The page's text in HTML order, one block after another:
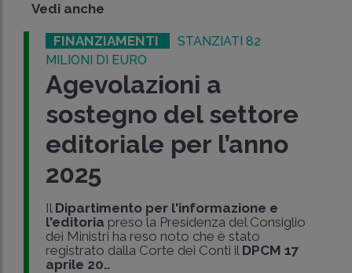
Vedi anche
FINANZIAMENTI
STANZIATI 82
MILIONI DI EURO
Agevolazioni a
sostegno del settore
editoriale per l’anno
2025
Il Dipartimento per l'informazione e
l'editoria preso la Presidenza del Consiglio
dei Ministri ha reso noto che è stato
registrato dalla Corte dei Conti il DPCM 17
aprile 20..